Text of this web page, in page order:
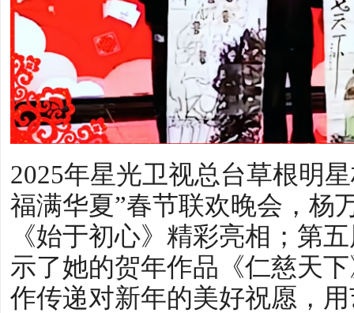
2025年星光卫视总台草根明
福满华夏”春节联欢晚会，杨
《始于初心》精彩亮相；第
示了她的贺年作品《仁慈天
作传递对新年的美好祝愿，